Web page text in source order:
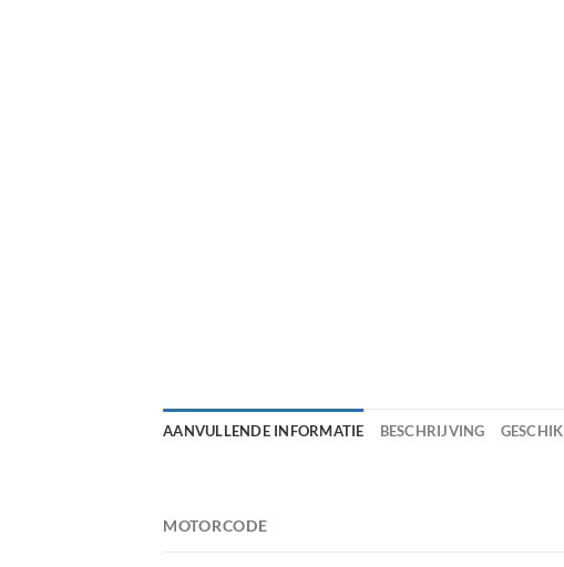
AANVULLENDE INFORMATIE BESCHRIJVING
MOTORCODE